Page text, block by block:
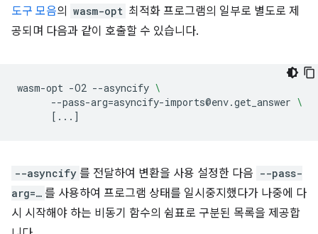
도구 모음의 wasm-opt 최적화 프로그램의 일부로 별도로 제
공되며 다음과 같이 호출할 수 있습니다.
wasm-opt -O2 --asyncify \
--pass-arg=asyncify-imports@env.get_answer \
[ ... ]
--asyncify 를 전달하여 변환을 사용 설정한 다음 --pass-
arg=… 를 사용하여 프로그램 상태를 일시중지했다가 나중에 다
시 시작해야 하는 비동기 함수의 쉼표로 구분된 목록을 제공합